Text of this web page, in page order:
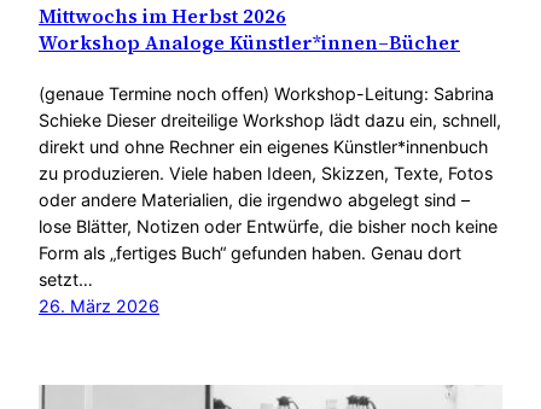
Mittwochs im Herbst 2026
Workshop Analoge Künstler*innen–Bücher
(genaue Termine noch offen) Workshop-Leitung: Sabrina
Schieke Dieser dreiteilige Workshop lädt dazu ein, schnell,
direkt und ohne Rechner ein eigenes Künstler*innenbuch
zu produzieren. Viele haben Ideen, Skizzen, Texte, Fotos
oder andere Materialien, die irgendwo abgelegt sind –
lose Blätter, Notizen oder Entwürfe, die bisher noch keine
Form als „fertiges Buch“ gefunden haben. Genau dort
setzt…
26. März 2026